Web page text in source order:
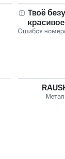
Твоё
Ошибся
Метал